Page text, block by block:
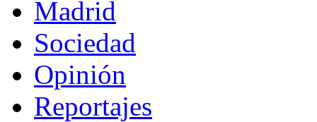
Madrid
Sociedad
Opinión
Reportajes